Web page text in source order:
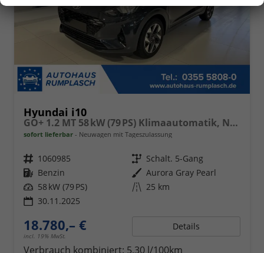
Hyundai i10
GO+ 1.2 MT 58 kW (79 PS) Klimaautomatik, Navigationssystem, Apple CarPlay & Android Auto, Sitzheizung, Lenkradheizung, Einparkhilfe hinten, Rückfahrkamera, Privacy Glass, 15" Leichtmetallfelgen, uvm.
sofort lieferbar Neuwagen mit Tageszulassung
Fahrzeugnr. 1060985 Getriebe Schalt. 5-Gang
Kraftstoff Benzin Außenfarbe Aurora Gray Pearl
Leistung 58 kW (79 PS) Kilometerstand 25 km
30.11.2025
18.780,– €
incl. 19% MwSt.
Details
Verbrauch kombiniert: 5,30 l/100km